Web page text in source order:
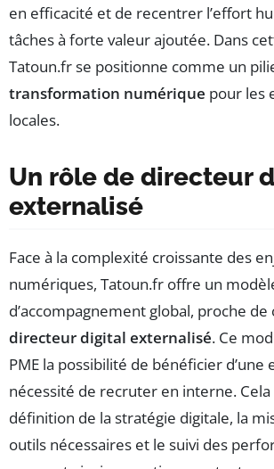
en efficacité et de recentrer l’effort
tâches à forte valeur ajoutée. Dans
Tatoun.fr se positionne comme un
transformation numérique pour les
locales.
Un rôle de directeur
externalisé
Face à la complexité croissante des
numériques, Tatoun.fr offre un
d’accompagnement global, proche de
directeur digital externalisé. Ce
PME la possibilité de bénéficier d’une
nécessité de recruter en interne. Cela
définition de la stratégie digitale, la
outils nécessaires et le suivi des